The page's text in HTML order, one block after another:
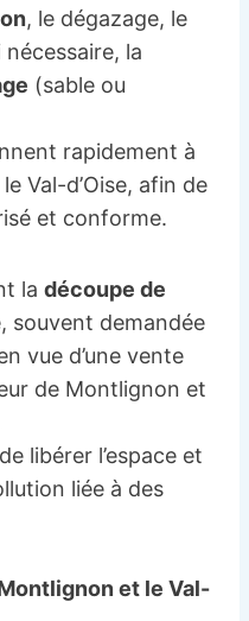
, le dégazage, le
la
(sable ou
rapidement à
Val-d’Oise, afin de
et conforme.
la découpe de
souvent demandée
vue d’une vente
de Montlignon et
libérer l’espace et
liée à des
et le Val-